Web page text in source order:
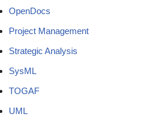
OpenDocs
Project Management
Strategic Analysis
SysML
TOGAF
UML